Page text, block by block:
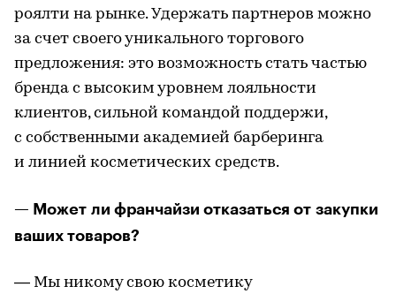
роялти на рынке. Удержать партнеров можно
за счет своего уникального торгового
предложения: это возможность стать частью
бренда с высоким уровнем лояльности
клиентов, сильной командой поддержи,
с собственными академией барберинга
и линией косметических средств.
— Может ли франчайзи отказаться от закупки
ваших товаров?
— Мы никому свою косметику